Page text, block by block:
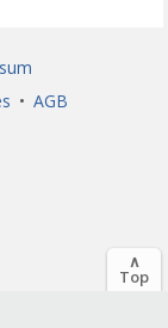
• AGB
∧
Top